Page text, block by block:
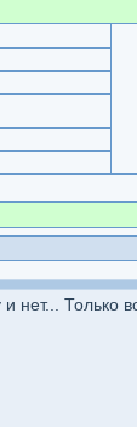
нет... Только